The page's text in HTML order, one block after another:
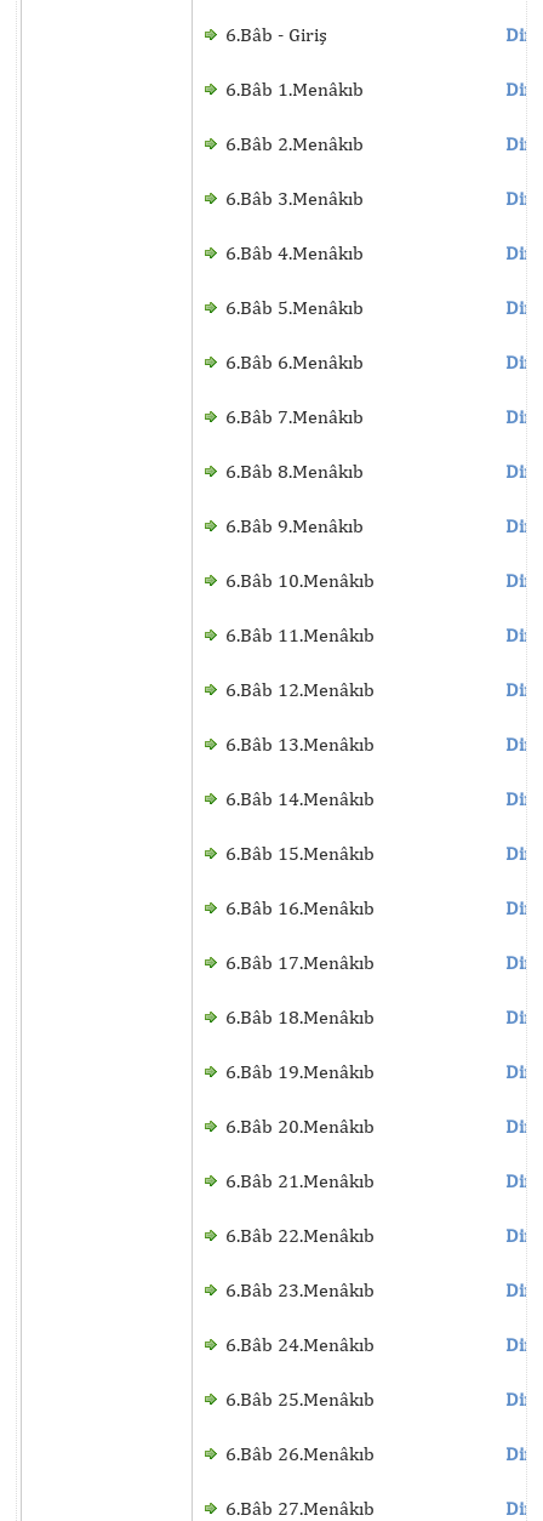
6.Bâb - Giriş
6.Bâb 1.Menâkıb
6.Bâb 2.Menâkıb
6.Bâb 3.Menâkıb
6.Bâb 4.Menâkıb
6.Bâb 5.Menâkıb
6.Bâb 6.Menâkıb
6.Bâb 7.Menâkıb
6.Bâb 8.Menâkıb
6.Bâb 9.Menâkıb
6.Bâb 10.Menâkıb
6.Bâb 11.Menâkıb
6.Bâb 12.Menâkıb
6.Bâb 13.Menâkıb
6.Bâb 14.Menâkıb
6.Bâb 15.Menâkıb
6.Bâb 16.Menâkıb
6.Bâb 17.Menâkıb
6.Bâb 18.Menâkıb
6.Bâb 19.Menâkıb
6.Bâb 20.Menâkıb
6.Bâb 21.Menâkıb
6.Bâb 22.Menâkıb
6.Bâb 23.Menâkıb
6.Bâb 24.Menâkıb
6.Bâb 25.Menâkıb
6.Bâb 26.Menâkıb
6.Bâb 27.Menâkıb